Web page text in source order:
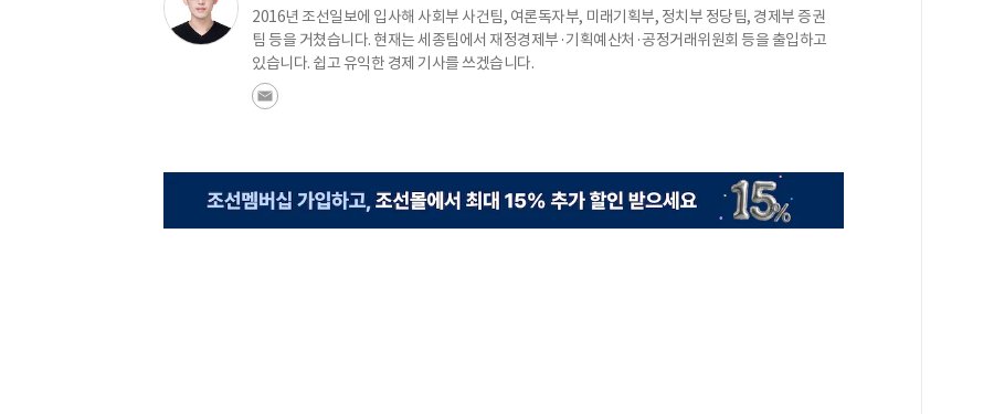
2016년 조선일보에 입사해 사회부 사건팀, 여론독자부, 미래기획부, 정치부 정당팀, 경제부 증권
팀 등을 거쳤습니다. 현재는 세종팀에서 재정경제부·기획예산처·공정거래위원회 등을 출입하고
있습니다. 쉽고 유익한 경제 기사를 쓰겠습니다.